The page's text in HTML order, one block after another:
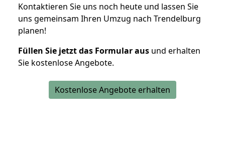
Kontaktieren Sie uns noch heute und lassen Sie
uns gemeinsam Ihren Umzug nach Trendelburg
planen!
Füllen Sie jetzt das Formular aus und erhalten
Sie kostenlose Angebote.
Kostenlose Angebote erhalten